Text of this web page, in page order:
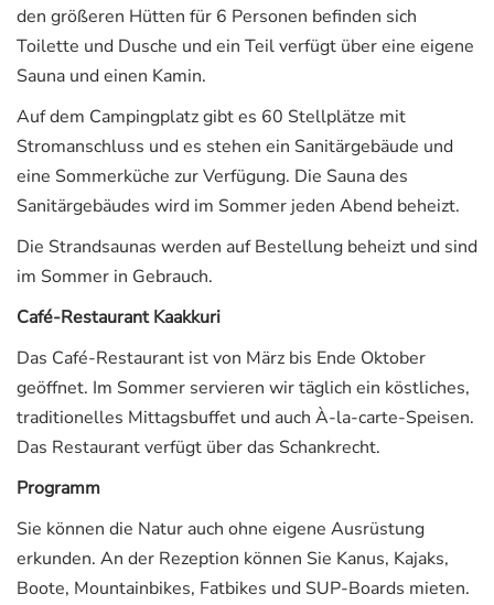
den größeren Hütten für 6 Personen befinden sich
Toilette und Dusche und ein Teil verfügt über eine eigene
Sauna und einen Kamin.
Auf dem Campingplatz gibt es 60 Stellplätze mit
Stromanschluss und es stehen ein Sanitärgebäude und
eine Sommerküche zur Verfügung. Die Sauna des
Sanitärgebäudes wird im Sommer jeden Abend beheizt.
Die Strandsaunas werden auf Bestellung beheizt und sind
im Sommer in Gebrauch.
Café-Restaurant Kaakkuri
Das Café-Restaurant ist von März bis Ende Oktober
geöffnet. Im Sommer servieren wir täglich ein köstliches,
traditionelles Mittagsbuffet und auch À-la-carte-Speisen.
Das Restaurant verfügt über das Schankrecht.
Programm
Sie können die Natur auch ohne eigene Ausrüstung
erkunden. An der Rezeption können Sie Kanus, Kajaks,
Boote, Mountainbikes, Fatbikes und SUP-Boards mieten.